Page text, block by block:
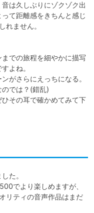
は久しぶりにゾクゾク出
て距離感をきちんと感じ
れません。
での旅程を細やかに描写
よね。
がさらにえっちになる。
では？(錯乱)
その耳で確かめてみて下
た。
でより楽しめますが、
リティの音声作品はまだ